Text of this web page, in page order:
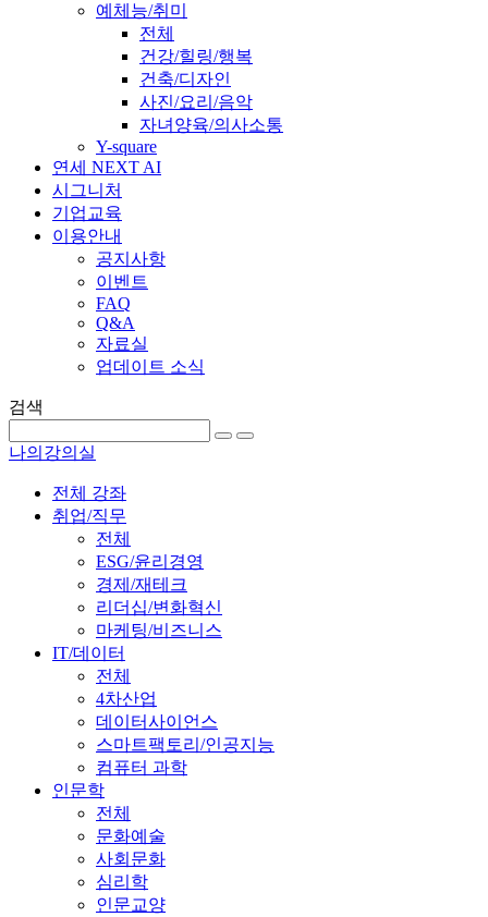
예체능/취미
전체
건강/힐링/행복
건축/디자인
사진/요리/음악
자녀양육/의사소통
Y-square
연세 NEXT AI
시그니처
기업교육
이용안내
공지사항
이벤트
FAQ
Q&A
자료실
업데이트 소식
검색
나의강의실
전체 강좌
취업/직무
전체
ESG/윤리경영
경제/재테크
리더십/변화혁신
마케팅/비즈니스
IT/데이터
전체
4차산업
데이터사이언스
스마트팩토리/인공지능
컴퓨터 과학
인문학
전체
문화예술
사회문화
심리학
인문교양